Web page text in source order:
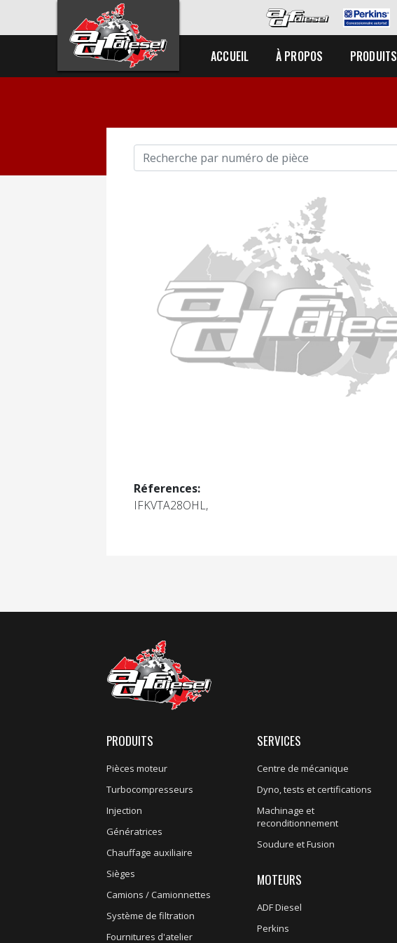
ACCUEIL À PROPOS PRODUITS
Réferences:
IFKVTA28OHL,
PRODUITS
Pièces moteur
Turbocompresseurs
Injection
Génératrices
Chauffage auxiliaire
Sièges
Camions / Camionnettes
Système de filtration
Fournitures d'atelier
SERVICES
Centre de mécanique
Dyno, tests et certifications
Machinage et
reconditionnement
Soudure et Fusion
MOTEURS
ADF Diesel
Perkins